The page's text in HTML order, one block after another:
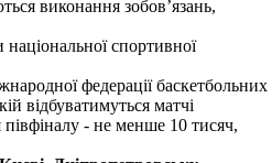
виконання зобов’язань,
спортивної
федерації баскетбольних
відбуватимуться матчі
- не менше 10 тисяч,